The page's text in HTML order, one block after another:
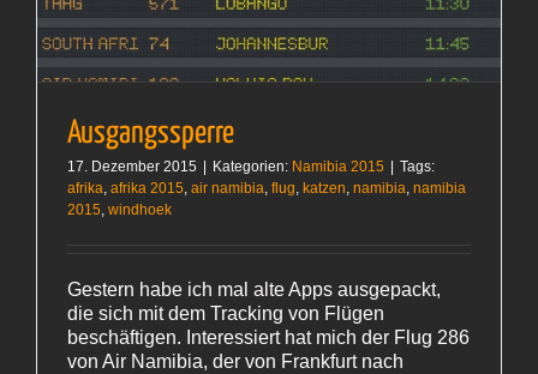
Ausgangssperre
17. Dezember 2015 Kategorien: Namibia 2015
Tags:
afrika, afrika 2015, air namibia, flug, katzen, namibia, namibia
2015, windhoek
Gestern habe ich mal alte Apps ausgepackt,
die sich mit dem Tracking von Flügen
beschäftigen. Interessiert hat mich der Flug 286
von Air Namibia, der von Frankfurt nach